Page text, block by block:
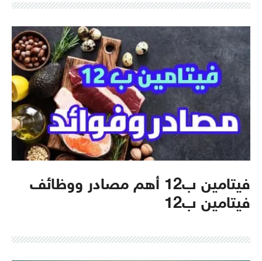
فيتامين ب12 أهم مصادر ووظائف
فيتامين ب12